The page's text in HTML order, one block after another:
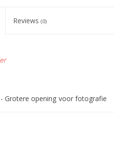
Reviews (0)
Grotere opening voor fotografie
over een 2" focuser.
een 2" Barlowlens en ontdek